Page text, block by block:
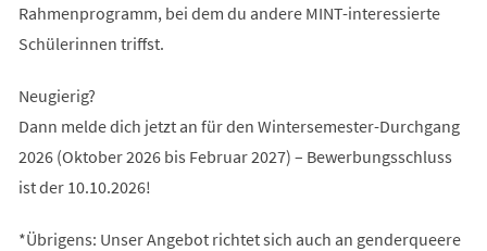
Rahmenprogramm, bei dem du andere MINT-interessierte
Schülerinnen triffst.
Neugierig?
Dann melde dich jetzt an für den Wintersemester-Durchgang
2026 (Oktober 2026 bis Februar 2027) – Bewerbungsschluss
ist der 10.10.2026!
*Übrigens: Unser Angebot richtet sich auch an genderqueere